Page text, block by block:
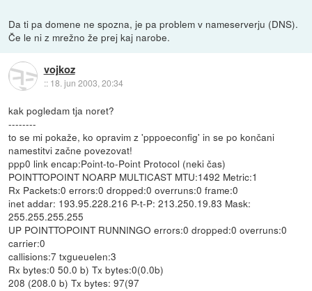
Da ti pa domene ne spozna, je pa problem v nameserverju (DNS).
Če le ni z mrežno že prej kaj narobe.
vojkoz
:: 18. jun 2003, 20:34
kak pogledam tja noret?
--------
to se mi pokaže, ko opravim z 'pppoeconfig' in se po končani
namestitvi začne povezovat!
ppp0 link encap:Point-to-Point Protocol (neki čas)
POINTTOPOINT NOARP MULTICAST MTU:1492 Metric:1
Rx Packets:0 errors:0 dropped:0 overruns:0 frame:0
inet addar: 193.95.228.216 P-t-P: 213.250.19.83 Mask:
255.255.255.255
UP POINTTOPOINT RUNNINGO errors:0 dropped:0 overruns:0
carrier:0
callisions:7 txgueuelen:3
Rx bytes:0 50.0 b) Tx bytes:0(0.0b)
208 (208.0 b) Tx bytes: 97(97